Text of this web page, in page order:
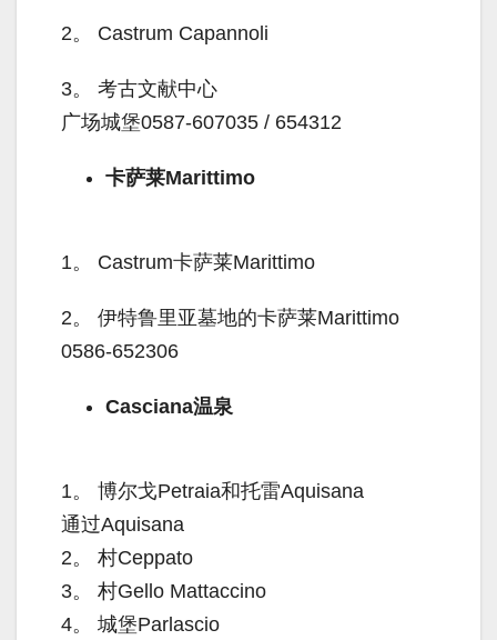
2。 Castrum Capannoli
3。
考古文献中心
广场城堡0587-607035 / 654312
卡萨莱Marittimo
1。 Castrum卡萨莱Marittimo
2。
伊特鲁里亚墓地的卡萨莱Marittimo
0586-652306
Casciana温泉
1。
博尔戈Petraia和托雷Aquisana
通过Aquisana
2。
村Ceppato
3。
村Gello Mattaccino
4。
城堡Parlascio